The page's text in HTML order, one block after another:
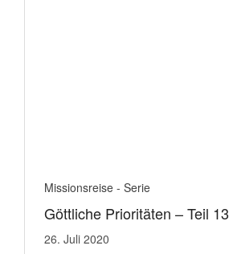
Missionsreise - Serie
Göttliche Prioritäten – Teil 13
26. Juli 2020